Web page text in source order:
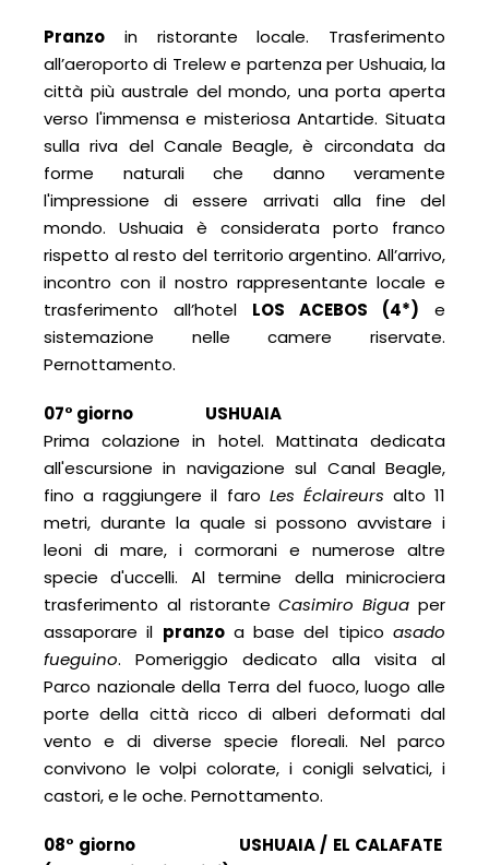
Pranzo in ristorante locale. Trasferimento
all’aeroporto di Trelew e partenza per Ushuaia, la
città più australe del mondo, una porta aperta
verso l'immensa e misteriosa Antartide. Situata
sulla riva del Canale Beagle, è circondata da
forme naturali che danno veramente
l'impressione di essere arrivati alla fine del
mondo. Ushuaia è considerata porto franco
rispetto al resto del territorio argentino. All’arrivo,
incontro con il nostro rappresentante locale e
trasferimento all’hotel LOS ACEBOS (4*) e
sistemazione nelle camere riservate.
Pernottamento.
07° giorno USHUAIA
Prima colazione in hotel. Mattinata dedicata
all'escursione in navigazione sul Canal Beagle,
fino a raggiungere il faro Les Éclaireurs alto 11
metri, durante la quale si possono avvistare i
leoni di mare, i cormorani e numerose altre
specie d'uccelli. Al termine della minicrociera
trasferimento al ristoranteCasimiro Bigua per
assaporare il pranzoa base del tipicoasado
fueguino. Pomeriggio dedicato alla visita al
Parco nazionale della Terra del fuoco, luogo alle
porte della città ricco di alberi deformati dal
vento e di diverse specie floreali. Nel parco
convivono le volpi colorate, i conigli selvatici, i
castori, e le oche. Pernottamento.
08° giorno USHUAIA / EL CALAFATE